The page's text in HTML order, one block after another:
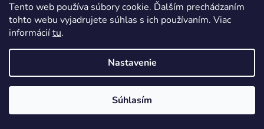
Tento web používa súbory cookie. Ďalším prechádzaním
tohto webu vyjadrujete súhlas s ich používaním. Viac
informáciítu.
Nastavenie
Súhlasím